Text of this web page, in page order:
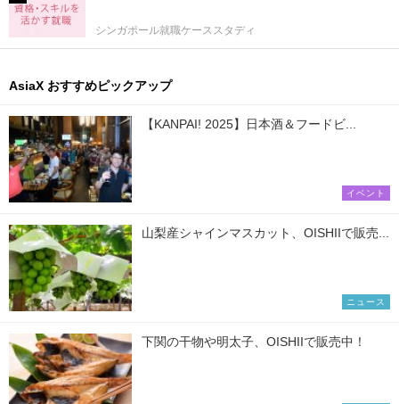
シンガポール就職ケーススタディ
AsiaX おすすめピックアップ
【KANPAI! 2025】日本酒＆フードビ...
イベント
山梨産シャインマスカット、OISHIIで販売...
ニュース
下関の干物や明太子、OISHIIで販売中！